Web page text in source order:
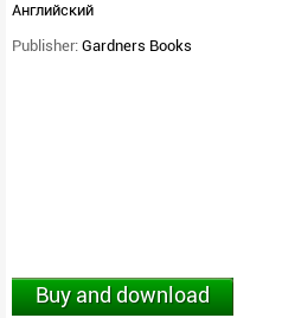
Английский
Publisher: Gardners Books
Buy and download